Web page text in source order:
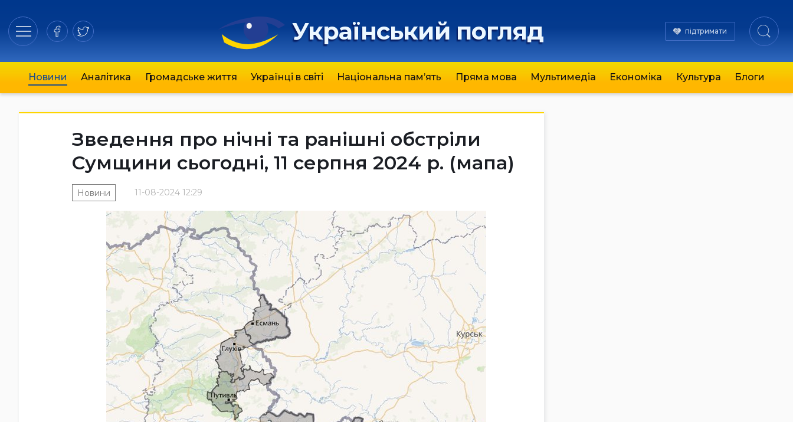
Український погляд підтримати
Новини Аналітика Громадське життя Українці в світі Національна пам’ять Пряма мова Мультимедіа Економіка Культура Блоги
Зведення про нічні та ранішні обстріли
Сумщини сьогодні, 11 серпня 2024 р. (мапа)
11-08-2024 12:29
Новини